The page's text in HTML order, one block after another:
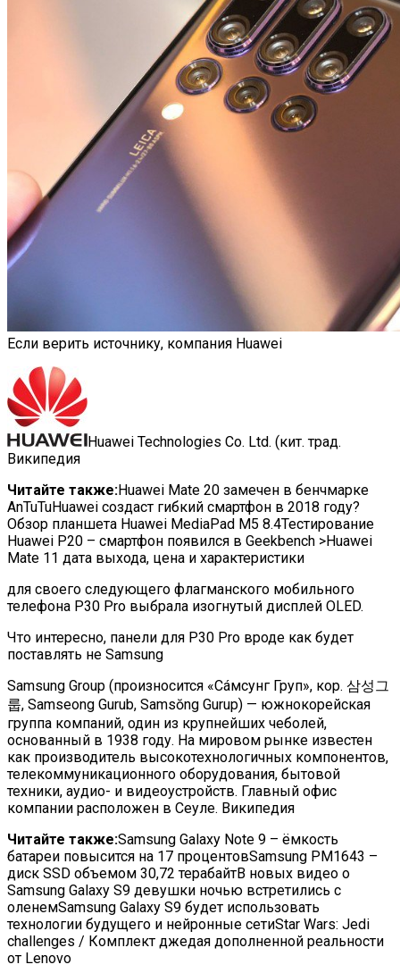
Если верить источнику, компания Huawei
Huawei Technologies Co. Ltd. (кит. трад.
Википедия
Читайте также:Huawei Mate 20 замечен в бенчмарке
AnTuTuHuawei создаст гибкий смартфон в 2018 году?
Обзор планшета Huawei MediaPad M5 8.4Тестирование
Huawei P20 – смартфон появился в Geekbench >Huawei
Mate 11 дата выхода, цена и характеристики
для своего следующего флагманского мобильного
телефона P30 Pro выбрала изогнутый дисплей OLED.
Что интересно, панели для P30 Pro вроде как будет
поставлять не Samsung
Samsung Group (произносится «Сáмсунг Груп», кор. 삼성그
룹, Samseong Gurub, Samsŏng Gurup) — южнокорейская
группа компаний, один из крупнейших чеболей,
основанный в 1938 году. На мировом рынке известен
как производитель высокотехнологичных компонентов,
телекоммуникационного оборудования, бытовой
техники, аудио- и видеоустройств. Главный офис
компании расположен в Сеуле. Википедия
Читайте также:Samsung Galaxy Note 9 – ёмкость
батареи повысится на 17 процентовSamsung PM1643 –
диск SSD объемом 30,72 терабайтВ новых видео о
Samsung Galaxy S9 девушки ночью встретились с
оленемSamsung Galaxy S9 будет использовать
технологии будущего и нейронные сетиStar Wars: Jedi
challenges / Комплект джедая дополненной реальности
от Lenovo